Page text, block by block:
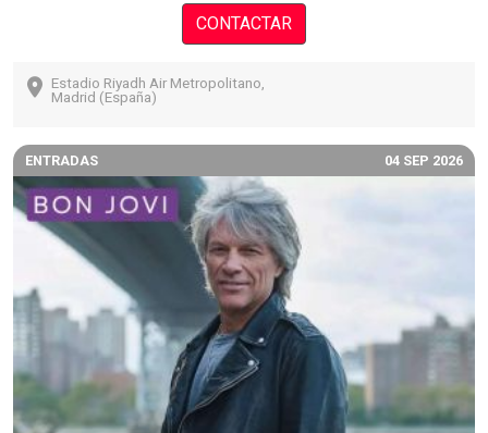
CONTACTAR
Estadio Riyadh Air Metropolitano,
Madrid (España)
ENTRADAS 04 SEP 2026